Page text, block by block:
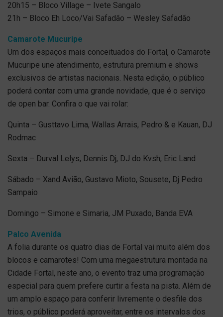
20h15 – Bloco Village – Ivete Sangalo
21h – Bloco Eh Loco/Vai Safadão – Wesley Safadão
Camarote Mucuripe
Um dos espaços mais conceituados do Fortal, o Camarote
Mucuripe une atendimento, estrutura premium e shows
exclusivos de artistas nacionais. Nesta edição, o público
poderá contar com uma grande novidade, que é o serviço
de open bar. Confira o que vai rolar:
Quinta – Gusttavo Lima, Wallas Arrais, Pedro & e Kauan, DJ
Rodmac
Sexta – Durval Lelys, Dennis Dj, DJ do Kvsh, Eric Land
Sábado – Xand Avião, Gustavo Mioto, Sousete, Dj Pedro
Sampaio
Domingo – Simone e Simaria, JM Puxado, Banda EVA
Palco Avenida
A folia durante os quatro dias de Fortal vai muito além dos
blocos e camarotes! Com uma megaestrutura montada na
Cidade Fortal, neste ano, o evento traz uma programação
especial para quem prefere curtir a festa na pista. Além de
um amplo espaço para conferir livremente o desfile dos
trios, o público poderá aproveitar, entre os intervalos dos